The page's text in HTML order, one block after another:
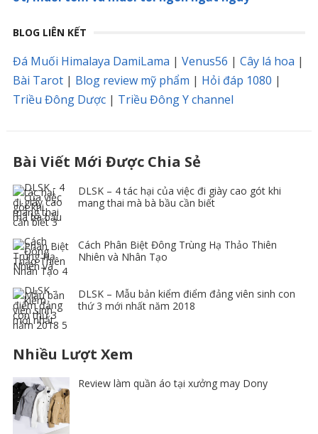
BLOG LIÊN KẾT
Đá Muối Himalaya DamiLama | Venus56 | Cây lá hoa |
Bài Tarot| Blog review mỹ phẩm | Hỏi đáp 1080 |
Triều Đông Dược| Triều Đông Y channel
Bài Viết Mới Được Chia Sẻ
DLSK – 4 tác hại của việc đi giày cao gót khi
mang thai mà bà bầu cần biết
Cách Phân Biệt Đông Trùng Hạ Thảo Thiên
Nhiên và Nhân Tạo
DLSK – Mẫu bản kiểm điểm đảng viên sinh con
thứ 3 mới nhất năm 2018
Nhiều Lượt Xem
Review làm quần áo tại xưởng may Dony